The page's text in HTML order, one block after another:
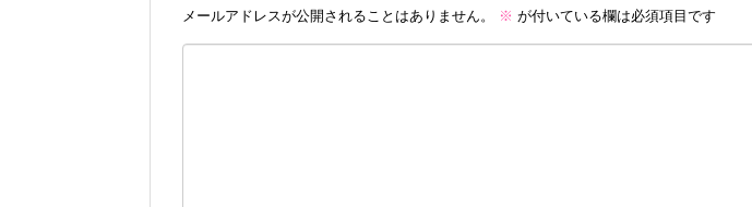
メールアドレスが公開されることはありません。 ※ が付いている欄は必須項目です